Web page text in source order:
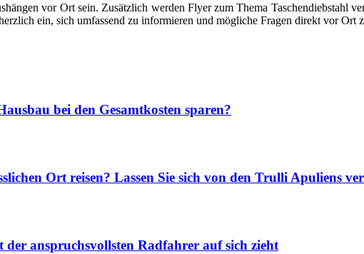
vor Ort sein. Zusätzlich werden Flyer zum Thema Taschendiebstahl
ein, sich umfassend zu informieren und mögliche Fragen direkt vor Ort
bei den Gesamtkosten sparen?
Ort reisen? Lassen Sie sich von den Trulli Apuliens
anspruchsvollsten Radfahrer auf sich zieht